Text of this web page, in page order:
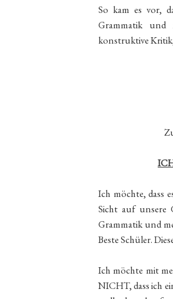
So kam es vor,
Grammatik und
konstruktive
Ich möchte, dass
Sicht auf unsere
Grammatik und
Beste Schüler.
Ich möchte mit
NICHT, dass ich